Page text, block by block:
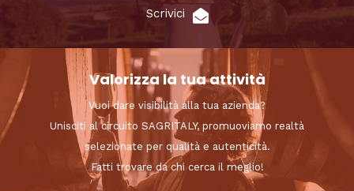
Scrivici
Valorizza la tua attività
Vuoi dare visibilità alla tua azienda?
Unisciti al circuito SAGRITALY, promuoviamo realtà
selezionate per qualità e autenticità.
Fatti trovare da chi cerca il meglio!